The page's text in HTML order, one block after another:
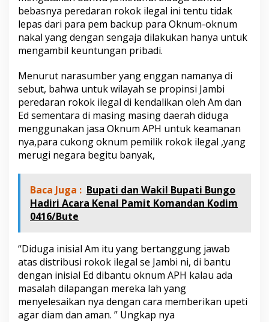
p
e
r
a
s
U
K
M
d
a
n
P
e
r
d
a
g
k
a
t
B
i
c
bebasnya peredaran rokok ilegal ini tentu tidak
lepas dari para pem backup para Oknum-oknum
nakal yang dengan sengaja dilakukan hanya untuk
mengambil keuntungan pribadi.
Menurut narasumber yang enggan namanya di
sebut, bahwa untuk wilayah se propinsi Jambi
peredaran rokok ilegal di kendalikan oleh Am dan
Ed sementara di masing masing daerah diduga
menggunakan jasa Oknum APH untuk keamanan
nya,para cukong oknum pemilik rokok ilegal ,yang
merugi negara begitu banyak,
Baca Juga : Bupati dan Wakil Bupati Bungo
Hadiri Acara Kenal Pamit Komandan Kodim
0416/Bute
“Diduga inisial Am itu yang bertanggung jawab
atas distribusi rokok ilegal se Jambi ni, di bantu
dengan inisial Ed dibantu oknum APH kalau ada
masalah dilapangan mereka lah yang
menyelesaikan nya dengan cara memberikan upeti
agar diam dan aman. ” Ungkap nya